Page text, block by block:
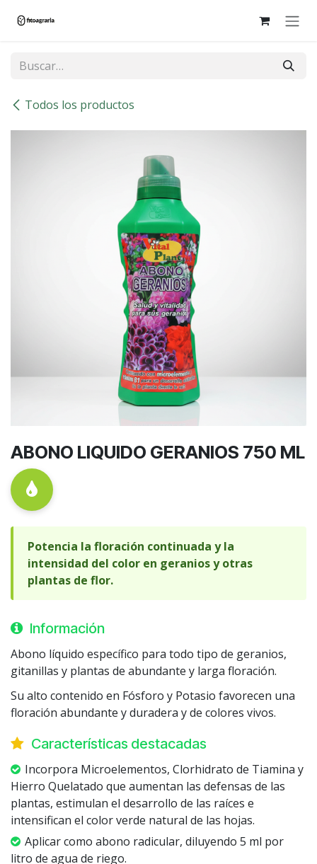
Todos los productos
ABONO LIQUIDO GERANIOS 750 ML
Potencia la floración continuada y la
intensidad del color en geranios y otras
plantas de flor.
Información
Abono líquido específico para todo tipo de geranios,
gitanillas y plantas de abundante y larga floración.
Su alto contenido en Fósforo y Potasio favorecen una
floración abundante y duradera y de colores vivos.
Características destacadas
Incorpora Microelementos, Clorhidrato de Tiamina y
Hierro Quelatado que aumentan las defensas de las
plantas, estimulan el desarrollo de las raíces e
intensifican el color verde natural de las hojas.
Aplicar como abono radicular, diluyendo 5 ml por
litro de agua de riego.